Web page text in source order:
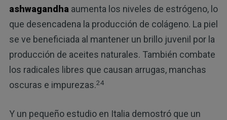
ashwagandhaaumenta los niveles de estrógeno, lo
que desencadena la producción de colágeno. La piel
se ve beneficiada al mantener un brillo juvenil por la
producción de aceites naturales. También combate
los radicales libres que causan arrugas, manchas
oscuras e impurezas.24
Y un pequeño estudio en Italia demostró que un